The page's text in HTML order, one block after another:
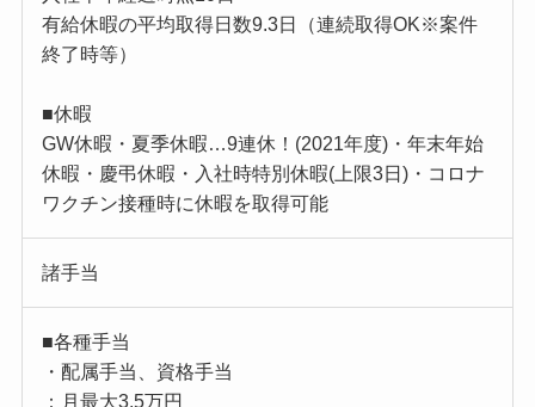
有給休暇の平均取得日数9.3日（連続取得OK※案件
終了時等）
■休暇
GW休暇・夏季休暇…9連休！(2021年度)・年末年始
休暇・慶弔休暇・入社時特別休暇(上限3日)・コロナ
ワクチン接種時に休暇を取得可能
諸手当
■各種手当
・配属手当、資格手当
：月最大3.5万円